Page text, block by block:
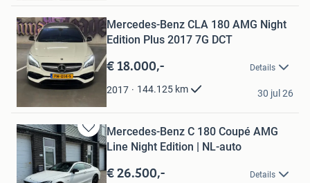
in
Mijn
Favorieten
Mercedes-Benz CLA 180 AMG Night
Edition Plus 2017 7G DCT
€ 18.000,- Details
2017 144.125 km
Autoral
30 jul 26
Bewaren
in
Mijn
Favorieten
Mercedes-Benz C 180 Coupé AMG
Line Night Edition | NL-auto
€ 26.500,- Details